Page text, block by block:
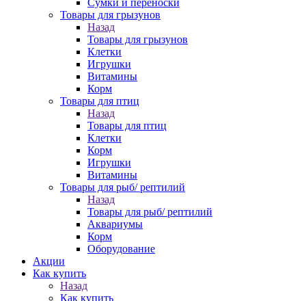
Товары для грызунов
Назад
Товары для грызунов
Клетки
Игрушки
Витамины
Корм
Товары для птиц
Назад
Товары для птиц
Клетки
Корм
Игрушки
Витамины
Товары для рыб/ рептилий
Назад
Товары для рыб/ рептилий
Аквариумы
Корм
Оборудование
Акции
Как купить
Назад
Как купить